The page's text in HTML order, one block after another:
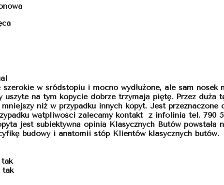
w śródstopiu i mocno wydłużone, ale sam nosek
na tym kopycie dobrze trzymają piętę. Przez dużą
niż w przypadku innych kopyt. Jest przeznaczone
wątpliwości zalecamy kontakt z infolinią tel. 790
jest subiektywną opinią Klasycznych Butów powstałą
budowy i anatomii stóp Klientów klasycznych butów.
tak
tak